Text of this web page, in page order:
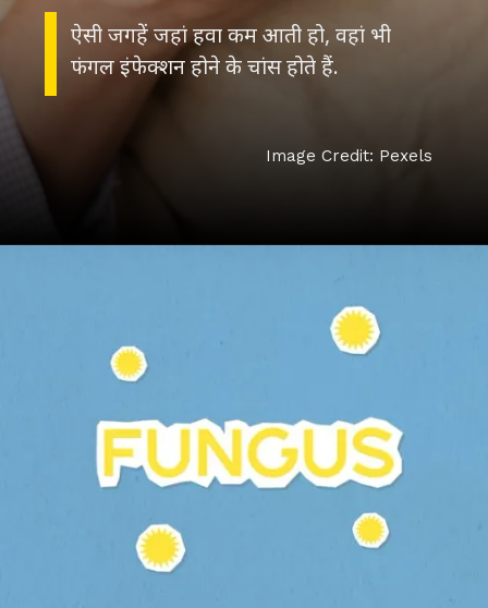
ऐसी जगहें जहां हवा कम आती हो, वहां भी
फंगल इंफेक्शन होने के चांस होते हैं.
Image Credit: Pexels